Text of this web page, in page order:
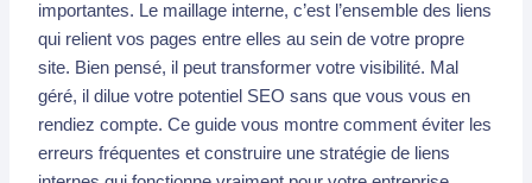
importantes. Le maillage interne, c’est l’ensemble des liens
qui relient vos pages entre elles au sein de votre propre
site. Bien pensé, il peut transformer votre visibilité. Mal
géré, il dilue votre potentiel SEO sans que vous vous en
rendiez compte. Ce guide vous montre comment éviter les
erreurs fréquentes et construire une stratégie de liens